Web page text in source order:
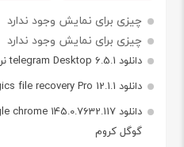
چیزی برای نمایش وجود ندارد
چیزی برای نمایش وجود ندارد
دانلود telegram Desktop 6.5.1 نرم افزار رایگان تلگرام دسکتاپ
دانلود auslogics file recovery Pro 12.1.1 نرم افزار بازیابی اطلاعات
گوگل کروم